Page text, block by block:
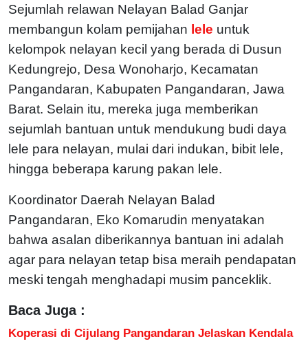
Sejumlah relawan Nelayan Balad Ganjar
membangun kolam pemijahan lele untuk
kelompok nelayan kecil yang berada di Dusun
Kedungrejo, Desa Wonoharjo, Kecamatan
Pangandaran, Kabupaten Pangandaran, Jawa
Barat. Selain itu, mereka juga memberikan
sejumlah bantuan untuk mendukung budi daya
lele para nelayan, mulai dari indukan, bibit lele,
hingga beberapa karung pakan lele.
Koordinator Daerah Nelayan Balad
Pangandaran, Eko Komarudin menyatakan
bahwa asalan diberikannya bantuan ini adalah
agar para nelayan tetap bisa meraih pendapatan
meski tengah menghadapi musim panceklik.
Baca Juga :
Koperasi di Cijulang Pangandaran Jelaskan Kendala